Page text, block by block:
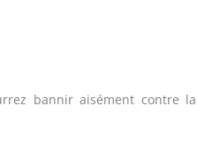
bannir aisément contre la